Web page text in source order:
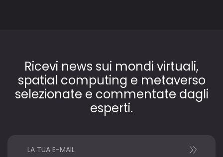
Ricevi news sui mondi virtuali,
spatial computing e metaverso
selezionate e commentate dagli
esperti.